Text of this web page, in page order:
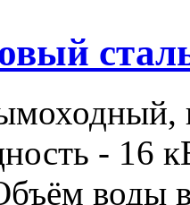
- 16
воды